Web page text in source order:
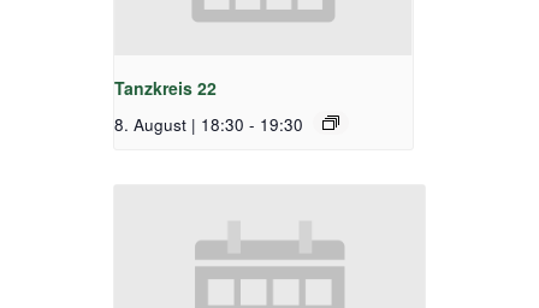
Tanzkreis 22
8. August | 18:30 - 19:30